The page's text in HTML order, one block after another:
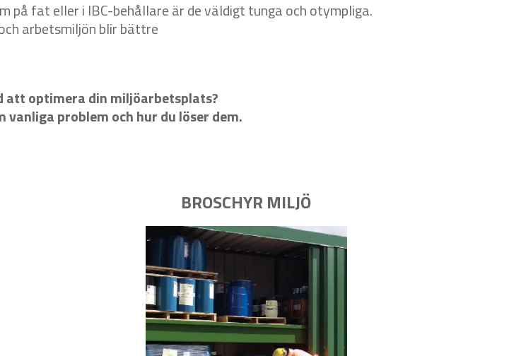
på fat eller i IBC-behållare är de väldigt tunga och otympliga.
arbetsmiljön blir bättre
att optimera din miljöarbetsplats?
vanliga problem och hur du löser dem.
BROSCHYR MILJÖ